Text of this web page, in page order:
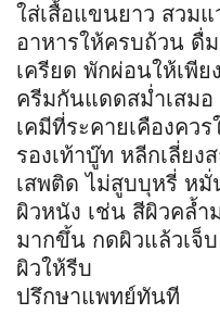
ใส่เสื้อแขนยาว สวม
อาหารให้ครบถ้วน ดื่
เครียด พักผ่อนให้เพี
ครีมกันแดดสม่ำเสมอ
เคมีที่ระคายเคืองคว
รองเท้าบู๊ท หลีกเลี่ย
เสพติด ไม่สูบบุหรี่ ห
ผิวหนัง เช่น สีผิวคล้
มากขึ้น กดผิวแล้วเจ็
ผิวให้รีบ
ปรึกษาแพทย์ทันที